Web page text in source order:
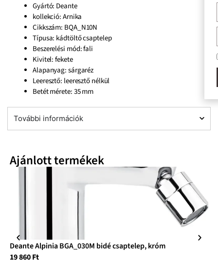
Gyártó: Deante
kollekció: Arnika
Cikkszám: BQA_N10N
Típusa: kádtöltő csaptelep
Beszerelési mód: fali
Kivitel: fekete
Alapanyag: sárgaréz
Leeresztő: leeresztő nélkül
Betét mérete: 35 mm
További információk
Ajánlott termékek
Deante Alpinia BGA_030M bidé csaptelep, króm
19 860Ft
Elfogadom